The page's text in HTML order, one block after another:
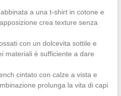
a una t-shirt in cotone e
crea texture senza
con un dolcevita sottile e
materiali è sufficiente a dare
cintato con calze a vista e
prolunga la vita di capi